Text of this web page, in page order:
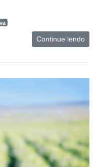
Continue lendo